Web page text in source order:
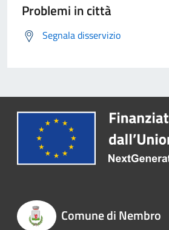
Problemi in città
Segnala disservizio
Comune di Nembro